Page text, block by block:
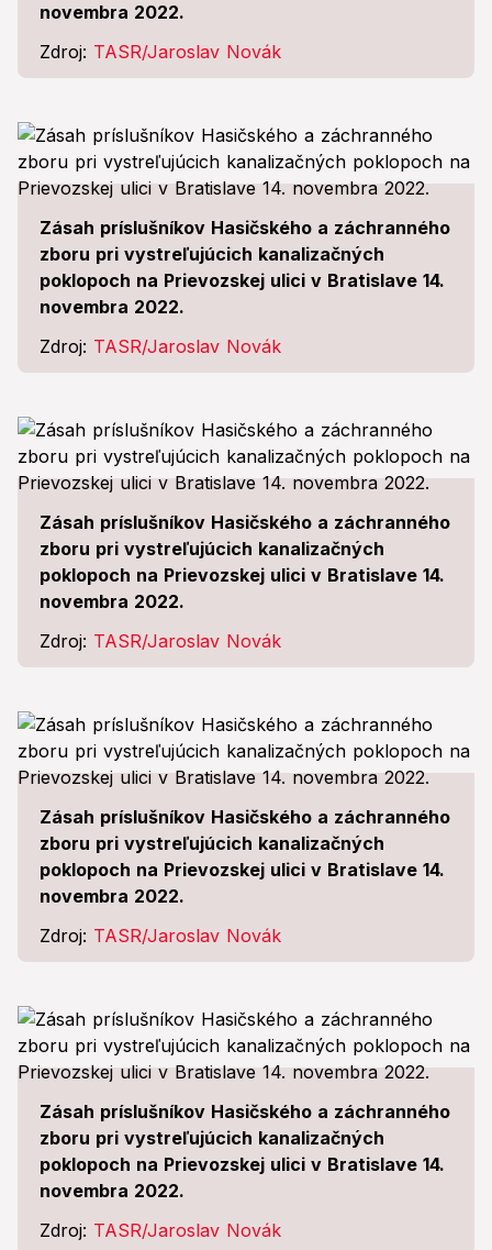
novembra 2022.
Zdroj: TASR/Jaroslav Novák
Zásah príslušníkov Hasičského a záchranného
zboru pri vystreľujúcich kanalizačných
poklopoch na Prievozskej ulici v Bratislave 14.
novembra 2022.
Zdroj: TASR/Jaroslav Novák
Zásah príslušníkov Hasičského a záchranného
zboru pri vystreľujúcich kanalizačných
poklopoch na Prievozskej ulici v Bratislave 14.
novembra 2022.
Zdroj: TASR/Jaroslav Novák
Zásah príslušníkov Hasičského a záchranného
zboru pri vystreľujúcich kanalizačných
poklopoch na Prievozskej ulici v Bratislave 14.
novembra 2022.
Zdroj: TASR/Jaroslav Novák
Zásah príslušníkov Hasičského a záchranného
zboru pri vystreľujúcich kanalizačných
poklopoch na Prievozskej ulici v Bratislave 14.
novembra 2022.
Zdroj: TASR/Jaroslav Novák